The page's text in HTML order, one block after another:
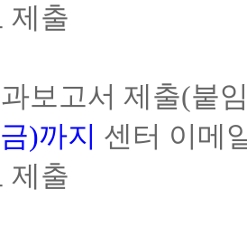
제출
보고서 제출(붙
금)까지 센터 이메
제출